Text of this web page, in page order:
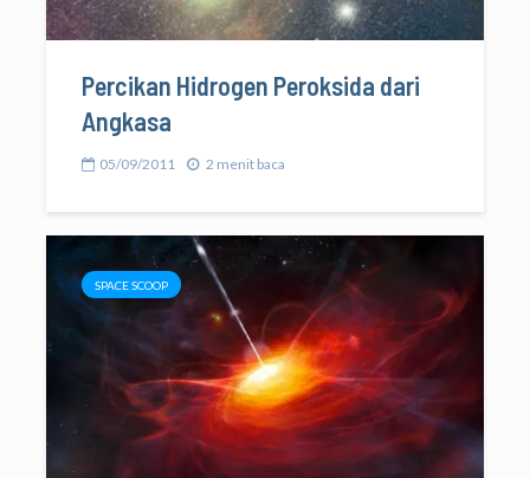
Percikan Hidrogen Peroksida dari
Angkasa
05/09/2011 2 menit baca
SPACE SCOOP